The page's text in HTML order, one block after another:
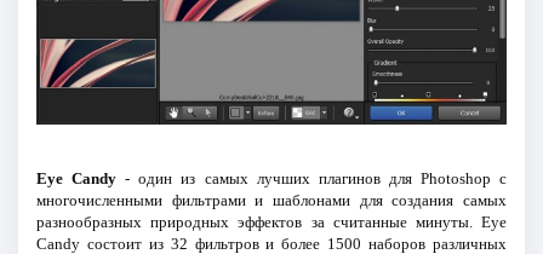
Eye Candy- один из самых лучших плагинов для Photoshop с
многочисленными фильтрами и шаблонами для создания самых
разнообразных природных эффектов за считанные минуты. Eye
Candy состоит из 32 фильтров и более 1500 наборов различных